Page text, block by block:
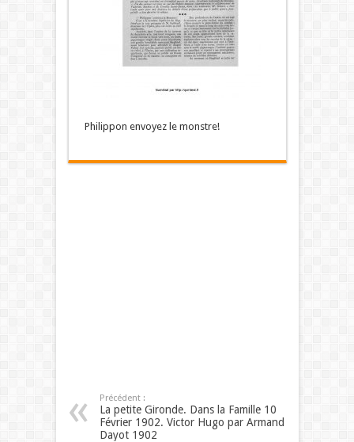
Philippon envoyez le monstre!
Précédent :
La petite Gironde. Dans la Famille 10
Février 1902. Victor Hugo par Armand
Dayot 1902